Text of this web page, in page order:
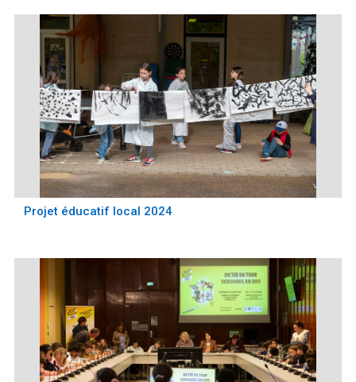
Projet éducatif local 2024